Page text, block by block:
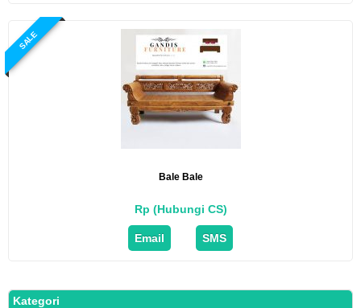
SALE
Bale Bale
Rp (Hubungi CS)
Email SMS
Kategori